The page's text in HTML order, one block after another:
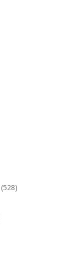
(528)